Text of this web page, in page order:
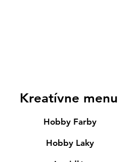
Kreatívne menu
Hobby Farby
Hobby Laky